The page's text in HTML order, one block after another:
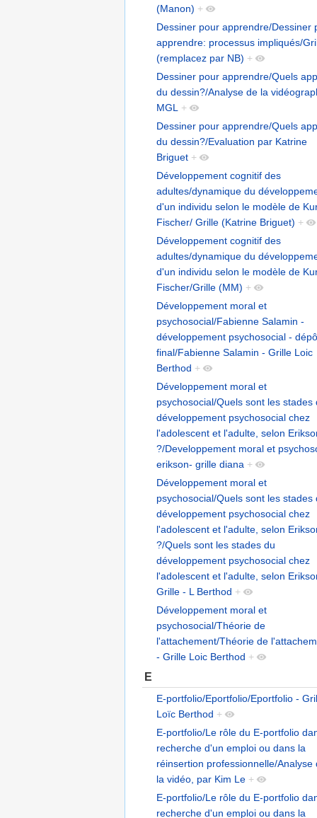
(Manon) +
Dessiner pour apprendre/Dessiner
apprendre: processus impliqués/
(remplacez par NB) +
Dessiner pour apprendre/Quels
du dessin?/Analyse de la
MGL +
Dessiner pour apprendre/Quels
du dessin?/Evaluation par Katrine
Briguet +
Développement cognitif des
adultes/dynamique du
d'un individu selon le modèle de
Fischer/ Grille (Katrine Briguet) +
Développement cognitif des
adultes/dynamique du
d'un individu selon le modèle de
Fischer/Grille (MM) +
Développement moral et
psychosocial/Fabienne Salamin -
développement psychosocial -
final/Fabienne Salamin - Grille Loic
Berthod +
Développement moral et
psychosocial/Quels sont les stades
développement psychosocial chez
l'adolescent et l'adulte, selon
?/Developpement moral et
erikson- grille diana +
Développement moral et
psychosocial/Quels sont les stades
développement psychosocial chez
l'adolescent et l'adulte, selon
?/Quels sont les stades du
développement psychosocial chez
l'adolescent et l'adulte, selon
Grille - L Berthod +
Développement moral et
psychosocial/Théorie de
l'attachement/Théorie de
- Grille Loic Berthod +
E
E-portfolio/Eportfolio/Eportfolio -
Loïc Berthod +
E-portfolio/Le rôle du E-portfolio
recherche d'un emploi ou dans la
réinsertion professionnelle/Analyse
la vidéo, par Kim Le +
E-portfolio/Le rôle du E-portfolio
recherche d'un emploi ou dans la